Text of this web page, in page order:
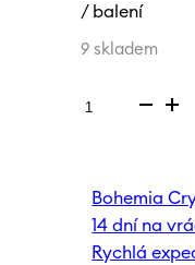
/ balení
9 skladem
Váza
Modrá
množství
Bohemia
14 dní na
Rychlá